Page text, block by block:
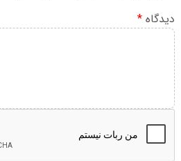
دیدگاه *